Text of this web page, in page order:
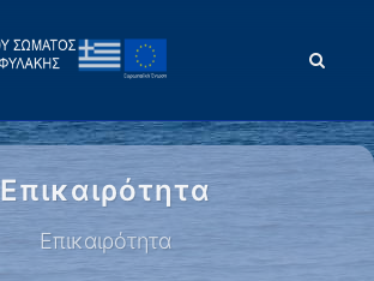
Επικαιρότητα
Επικαιρότητα